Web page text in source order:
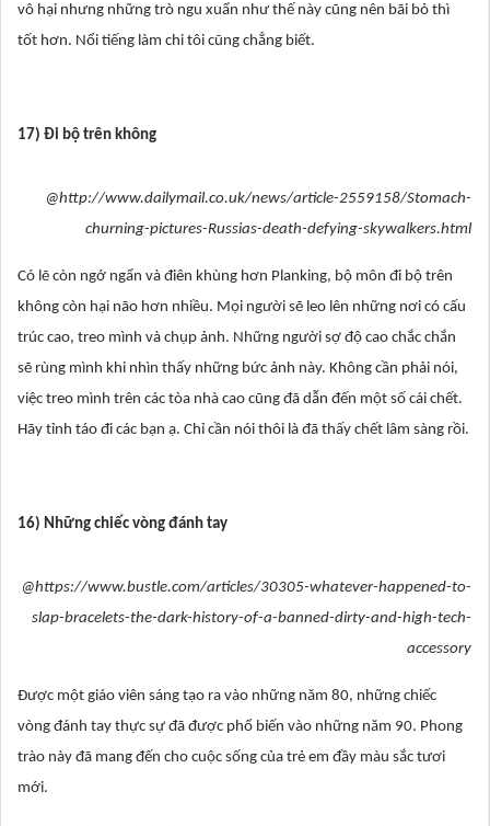
vô hại nhưng những trò ngu xuẩn như thế này cũng nên bãi bỏ thì
tốt hơn. Nổi tiếng làm chi tôi cũng chẳng biết.
17) Đi bộ trên không
@http://www.dailymail.co.uk/news/article-2559158/Stomach-
churning-pictures-Russias-death-defying-skywalkers.html
Có lẽ còn ngớ ngẩn và điên khùng hơn Planking, bộ môn đi bộ trên
không còn hại não hơn nhiều. Mọi người sẽ leo lên những nơi có cấu
trúc cao, treo mình và chụp ảnh. Những người sợ độ cao chắc chắn
sẽ rùng mình khi nhìn thấy những bức ảnh này. Không cần phải nói,
việc treo mình trên các tòa nhà cao cũng đã dẫn đến một số cái chết.
Hãy tỉnh táo đi các bạn ạ. Chỉ cần nói thôi là đã thấy chết lâm sàng rồi.
16) Những chiếc vòng đánh tay
@https://www.bustle.com/articles/30305-whatever-happened-to-
slap-bracelets-the-dark-history-of-a-banned-dirty-and-high-tech-
accessory
Được một giáo viên sáng tạo ra vào những năm 80, những chiếc
vòng đánh tay thực sự đã được phổ biến vào những năm 90. Phong
trào này đã mang đến cho cuộc sống của trẻ em đầy màu sắc tươi
mới.